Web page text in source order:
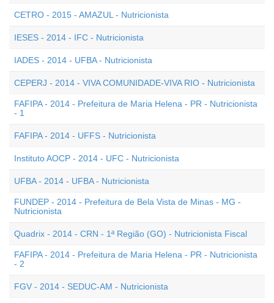
CETRO - 2015 - AMAZUL - Nutricionista
IESES - 2014 - IFC - Nutricionista
IADES - 2014 - UFBA - Nutricionista
CEPERJ - 2014 - VIVA COMUNIDADE-VIVA RIO - Nutricionista
FAFIPA - 2014 - Prefeitura de Maria Helena - PR - Nutricionista
- 1
FAFIPA - 2014 - UFFS - Nutricionista
Instituto AOCP - 2014 - UFC - Nutricionista
UFBA - 2014 - UFBA - Nutricionista
FUNDEP - 2014 - Prefeitura de Bela Vista de Minas - MG -
Nutricionista
Quadrix - 2014 - CRN - 1ª Região (GO) - Nutricionista Fiscal
FAFIPA - 2014 - Prefeitura de Maria Helena - PR - Nutricionista
- 2
FGV - 2014 - SEDUC-AM - Nutricionista